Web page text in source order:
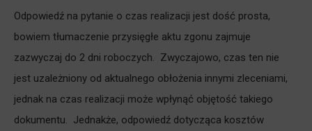
Odpowiedź na pytanie o czas realizacji jest dość prosta,
bowiem tłumaczenie przysięgłe aktu zgonu zajmuje
zazwyczaj do 2 dni roboczych. Zwyczajowo, czas ten nie
jest uzależniony od aktualnego obłożenia innymi zleceniami,
jednak na czas realizacji może wpłynąć objętość takiego
dokumentu. Jednakże, odpowiedź dotycząca kosztów